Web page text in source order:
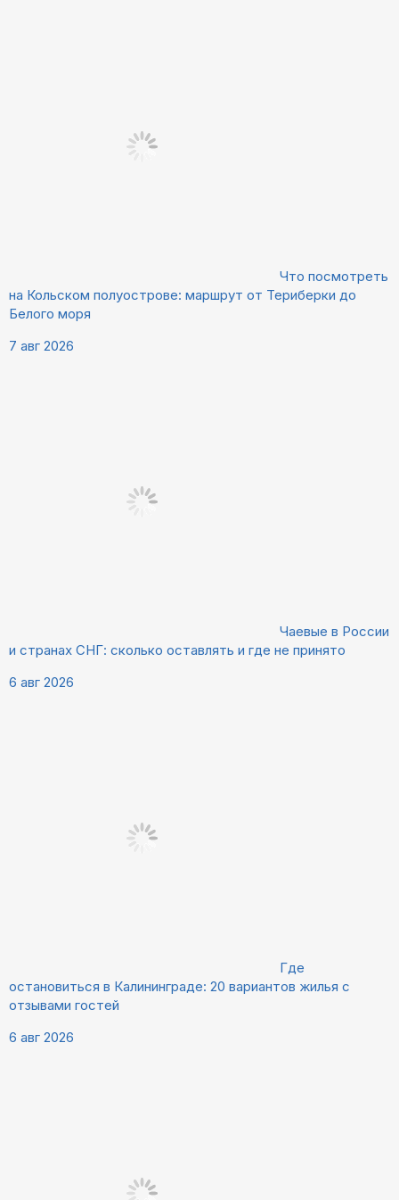
Что посмотреть
на Кольском полуострове: маршрут от Териберки до
Белого моря
7 авг 2026
Чаевые в России
и странах СНГ: сколько оставлять и где не принято
6 авг 2026
Где
остановиться в Калининграде: 20 вариантов жилья с
отзывами гостей
6 авг 2026